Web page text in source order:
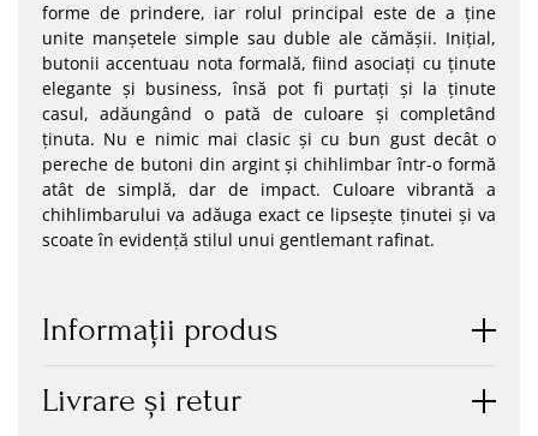
forme de prindere, iar rolul principal este de a ține
unite manșetele simple sau duble ale cămășii. Inițial,
butonii accentuau nota formală, fiind asociați cu ținute
elegante și business, însă pot fi purtați și la ținute
casul, adăungând o pată de culoare și completând
ținuta. Nu e nimic mai clasic și cu bun gust decât o
pereche de butoni din argint și chihlimbar într-o formă
atât de simplă, dar de impact. Culoare vibrantă a
chihlimbarului va adăuga exact ce lipsește ținutei și va
scoate în evidență stilul unui gentlemant rafinat.
Informaţii produs
Livrare și retur